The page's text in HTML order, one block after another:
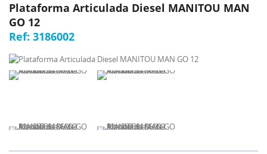
Plataforma Articulada Diesel MANITOU MAN
GO 12
Ref: 3186002